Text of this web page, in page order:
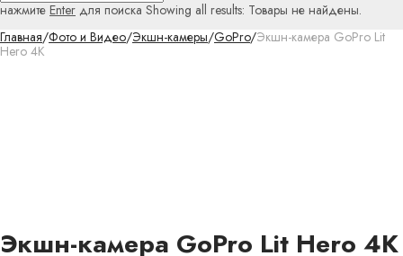
нажмите Enter для поиска Showing all results: Товары не найдены.
Главная/Фото и Видео/Экшн-камеры/GoPro/Экшн-камера GoPro Lit
Hero 4K
Экшн-камера GoPro Lit Hero 4K